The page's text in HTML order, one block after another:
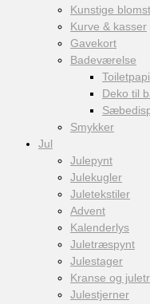
Kunstige
Kurve & kasser
Gavekort
Badeværelse
Deko til
Smykker
Jul
Julepynt
Julekugler
Juletekstiler
Advent
Kalenderlys
Juletræspynt
Julestager
Kranse og
Julestjerner